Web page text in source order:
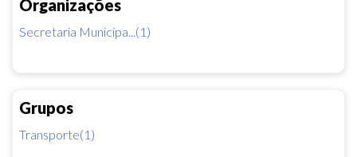
Organizações
Secretaria Municipa...(1)
Grupos
Transporte(1)